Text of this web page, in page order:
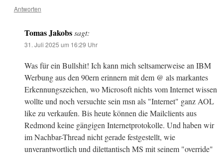
Antworten
Tomas Jakobs sagt:
31. Juli 2025 um 16:29 Uhr
Was für ein Bullshit! Ich kann mich seltsamerweise an IBM
Werbung aus den 90ern erinnern mit dem @ als markantes
Erkennungszeichen, wo Microsoft nichts vom Internet wissen
wollte und noch versuchte sein msn als "Internet" ganz AOL
like zu verkaufen. Bis heute können die Mailclients aus
Redmond keine gängigen Internetprotokolle. Und haben wir
im Nachbar-Thread nicht gerade festgestellt, wie
unverantwortlich und dilettantisch MS mit seinem "override"